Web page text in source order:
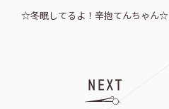
☆冬眠してるよ！辛抱てんちゃん☆